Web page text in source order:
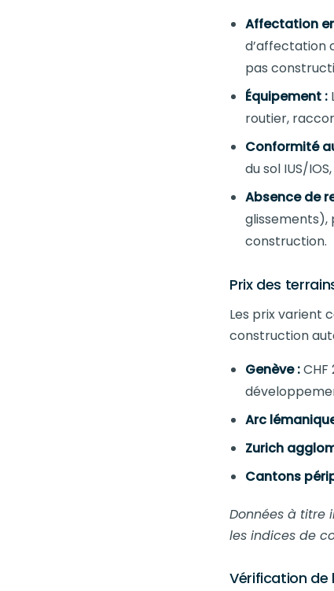
Affectation
d’affectation
pas
Équipement :
routier,
Conformité
du sol IUS/
Absence de
construction.
Prix des
Les prix varient
construction
Genève :CHF
Arc
Zurich
Cantons
Données à titre
les indices de
Vérification